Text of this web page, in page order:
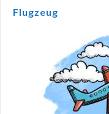
Flugzeug